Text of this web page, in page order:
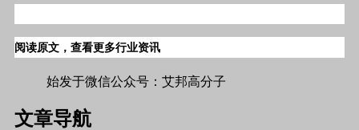
阅读原文，查看更多行业资讯
始发于微信公众号：艾邦高分子
文章导航